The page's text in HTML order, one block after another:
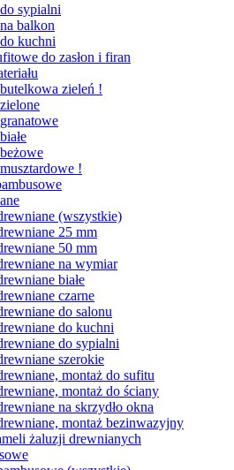
sypialni
balkon
kuchni
do zasłon i firan
zieleń !
!
(wszystkie)
25 mm
50 mm
na wymiar
białe
czarne
do salonu
do kuchni
do sypialni
szerokie
montaż do sufitu
montaż do ściany
na skrzydło okna
montaż bezinwazyjny
żaluzji drewnianych